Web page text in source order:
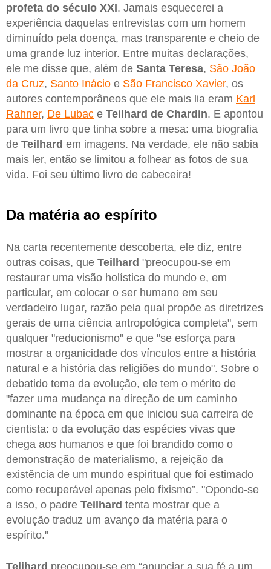
profeta do século XXI. Jamais esquecerei a
experiência daquelas entrevistas com um homem
diminuído pela doença, mas transparente e cheio de
uma grande luz interior. Entre muitas declarações,
ele me disse que, além de Santa Teresa, São João
da Cruz, Santo Inácio e São Francisco Xavier, os
autores contemporâneos que ele mais lia eram Karl
Rahner, De Lubac e Teilhard de Chardin. E apontou
para um livro que tinha sobre a mesa: uma biografia
de Teilhard em imagens. Na verdade, ele não sabia
mais ler, então se limitou a folhear as fotos de sua
vida. Foi seu último livro de cabeceira!
Da matéria ao espírito
Na carta recentemente descoberta, ele diz, entre
outras coisas, que Teilhard "preocupou-se em
restaurar uma visão holística do mundo e, em
particular, em colocar o ser humano em seu
verdadeiro lugar, razão pela qual propõe as diretrizes
gerais de uma ciência antropológica completa", sem
qualquer "reducionismo" e que "se esforça para
mostrar a organicidade dos vínculos entre a história
natural e a história das religiões do mundo". Sobre o
debatido tema da evolução, ele tem o mérito de
"fazer uma mudança na direção de um caminho
dominante na época em que iniciou sua carreira de
cientista: o da evolução das espécies vivas que
chega aos humanos e que foi brandido como o
demonstração de materialismo, a rejeição da
existência de um mundo espiritual que foi estimado
como recuperável apenas pelo fixismo”. "Opondo-se
a isso, o padre Teilhard tenta mostrar que a
evolução traduz um avanço da matéria para o
espírito."
Telihard preocupou-se em “anunciar a sua fé a um